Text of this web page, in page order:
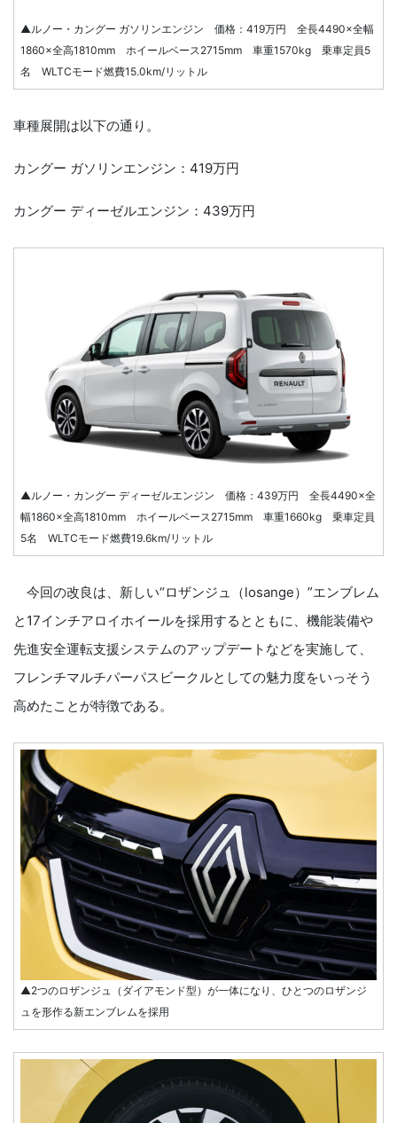
▲ルノー・カングー ガソリンエンジン 価格：419万円 全長4490×全幅
1860×全高1810mm ホイールベース2715mm 車重1570kg 乗車定員5
名 WLTCモード燃費15.0km/リットル
車種展開は以下の通り。
カングー ガソリンエンジン：419万円
カングー ディーゼルエンジン：439万円
▲ルノー・カングー ディーゼルエンジン 価格：439万円 全長4490×全
幅1860×全高1810mm ホイールベース2715mm 車重1660kg 乗車定員
5名 WLTCモード燃費19.6km/リットル
今回の改良は、新しい“ロザンジュ（losange）”エンブレム
と17インチアロイホイールを採用するとともに、機能装備や
先進安全運転支援システムのアップデートなどを実施して、
フレンチマルチパーパスビークルとしての魅力度をいっそう
高めたことが特徴である。
▲2つのロザンジュ（ダイアモンド型）が一体になり、ひとつのロザンジ
ュを形作る新エンブレムを採用